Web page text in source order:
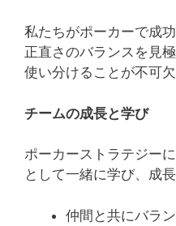
私たちがポーカーで成
正直さのバランスを見
使い分けることが不可欠
チームの成長と学び
ポーカーストラテジー
として一緒に学び、成
仲間と共にバラ